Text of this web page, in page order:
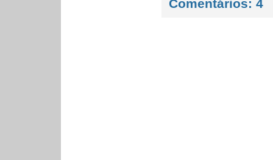
Comentários: 4